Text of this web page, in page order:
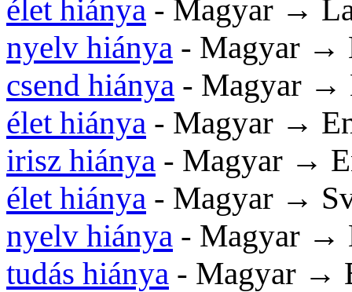
élet hiánya - Magyar →
nyelv hiánya - Magyar →
csend hiánya - Magyar →
élet hiánya - Magyar →
irisz hiánya - Magyar →
élet hiánya - Magyar →
nyelv hiánya - Magyar →
tudás hiánya - Magyar →